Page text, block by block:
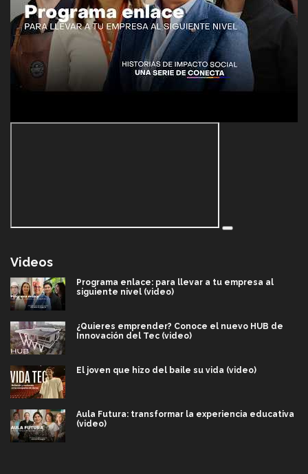
Videos
Programa enlace: para llevar a tu empresa al
siguiente nivel (video)
¿Quieres emprender? Conoce el nuevo HUB de
Innovación del Tec (video)
El joven que hizo del baile su vida (video)
Aula Futura: transformar la experiencia educativa
(video)